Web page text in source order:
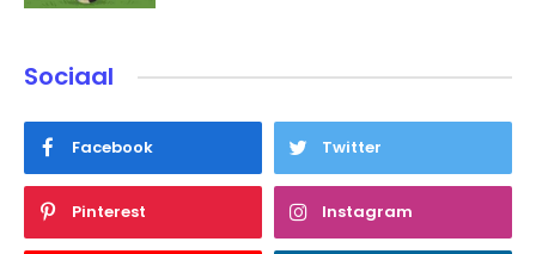
Sociaal
Facebook Twitter
Pinterest Instagram